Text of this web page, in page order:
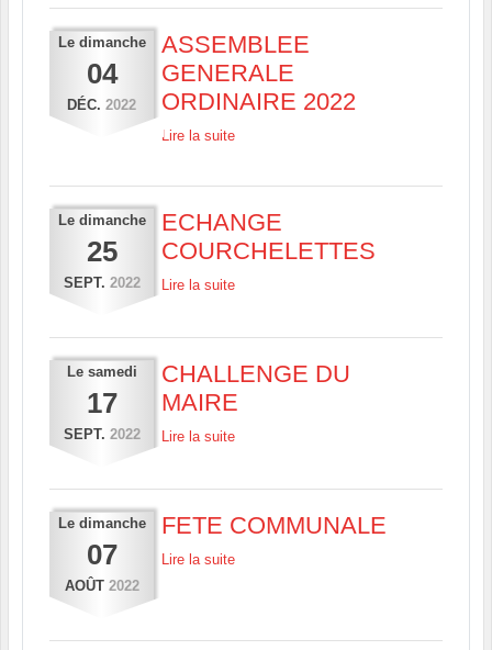
Le dimanche
04
DÉC. 2022
ASSEMBLEE
GENERALE
ORDINAIRE 2022
Lire la suite
Le dimanche
25
SEPT. 2022
ECHANGE
COURCHELETTES
Lire la suite
Le samedi
17
SEPT. 2022
CHALLENGE DU
MAIRE
Lire la suite
Le dimanche
07
AOÛT 2022
FETE COMMUNALE
Lire la suite